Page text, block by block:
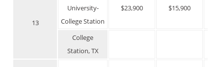
13
University-
College Station
$23,900 $15,900
College
Station, TX